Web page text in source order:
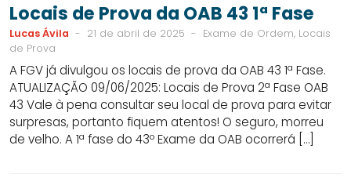
Locais de Prova da OAB 43 1ª Fase
Lucas Ávila - 21 de abril de 2025 - Exame de Ordem, Locais
de Prova
A FGV já divulgou os locais de prova da OAB 43 1ª Fase.
ATUALIZAÇÃO 09/06/2025: Locais de Prova 2ª Fase OAB
43 Vale à pena consultar seu local de prova para evitar
surpresas, portanto fiquem atentos! O seguro, morreu
de velho. A 1ª fase do 43º Exame da OAB ocorrerá […]